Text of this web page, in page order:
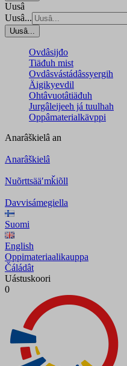
Uusâ
Uusâ...
Uusâ...
Ovdâsijđo
Tiäđuh mist
Ovdâsvástádâssyergih
Äigikyevdil
Ohtâvuotâtiäđuh
Jurgâleijeeh já tuulhah
Oppâmaterialkävppi
Anarâškielâ an
Anarâškielâ
Nuõrttsääʹmǩiõll
Davvisámegiella
Suomi
English
Oppimateriaalikauppa
Čáládât
Uástuskoori
0